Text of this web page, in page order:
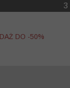
DO -50%